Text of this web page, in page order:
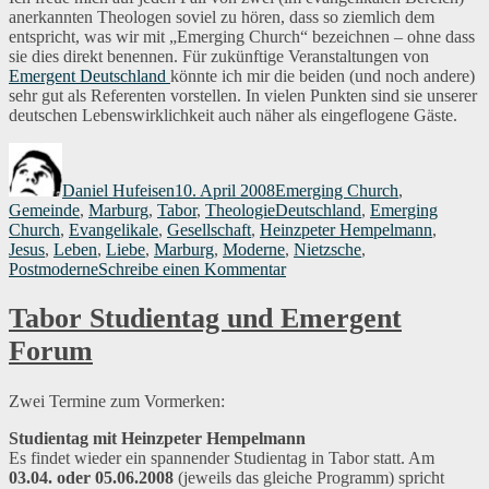
anerkannten Theologen soviel zu hören, dass so ziemlich dem
entspricht, was wir mit „Emerging Church“ bezeichnen – ohne dass
sie dies direkt benennen. Für zukünftige Veranstaltungen von
Emergent Deutschland könnte ich mir die beiden (und noch andere)
sehr gut als Referenten vorstellen. In vielen Punkten sind sie unserer
deutschen Lebenswirklichkeit auch näher als eingeflogene Gäste.
Daniel Hufeisen10. April 2008Emerging Church,
Gemeinde, Marburg, Tabor, TheologieSchlagwörter
Deutschland, Emerging
Church, Evangelikale, Gesellschaft, Heinzpeter Hempelmann,
Jesus, Leben, Liebe, Marburg, Moderne, Nietzsche,
PostmoderneSchreibe einen Kommentarzu
zwei
Studientagen
Tabor Studientag und Emergent
Forum
Zwei Termine zum Vormerken:
Studientag mit Heinzpeter Hempelmann
Es findet wieder ein spannender Studientag in Tabor statt. Am
03.04. oder 05.06.2008 (jeweils das gleiche Programm) spricht